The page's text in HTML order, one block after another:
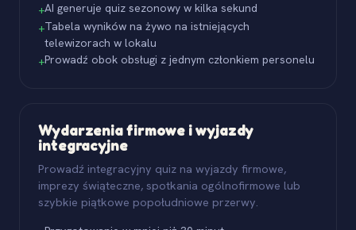
+AI generuje quiz sezonowy w kilka sekund
+Tabela wyników na żywo na istniejących
telewizorach w lokalu
+Prowadź obok obsługi z jednym członkiem personelu
Wydarzenia firmowe i wyjazdy
integracyjne
Prowadź integracyjny quiz na wyjazdy firmowe,
imprezy świąteczne, spotkania ogólnofirmowe lub
szybkie piątkowe popołudniowe przerwy.